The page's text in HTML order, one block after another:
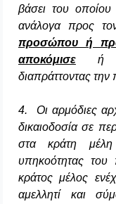
βάσει του οποίου
ανάλογα προς
προσώπου ή
αποκόμισεή
διαπράττοντας
4. Οι αρμόδιες
δικαιοδοσία σε
στα κράτη
υπηκοότητας
κράτος μέλος
αμελλητί και